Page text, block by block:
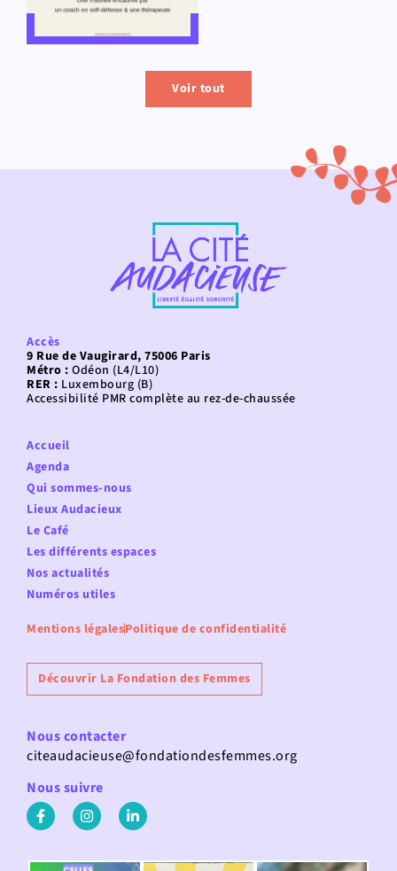
Voir tout
Accès
9 Rue de Vaugirard, 75006 Paris
Métro : Odéon (L4/L10)
RER : Luxembourg (B)
Accessibilité PMR complète au rez-de-chaussée
Accueil
Agenda
Qui sommes-nous
Lieux Audacieux
Le Café
Les différents espaces
Nos actualités
Numéros utiles
Mentions légalesPolitique de confidentialité
Découvrir La Fondation des Femmes
Nous contacter
citeaudacieuse@fondationdesfemmes.org
Nous suivre